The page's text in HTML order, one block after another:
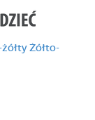
Żółto-